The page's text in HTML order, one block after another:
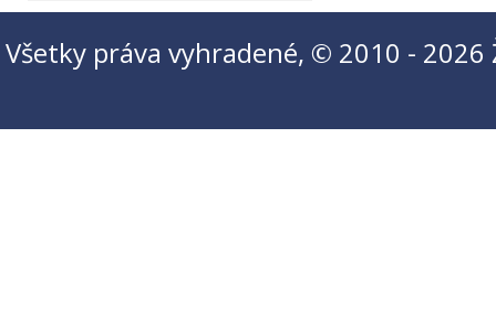
Všetky práva vyhradené, © 2010 -